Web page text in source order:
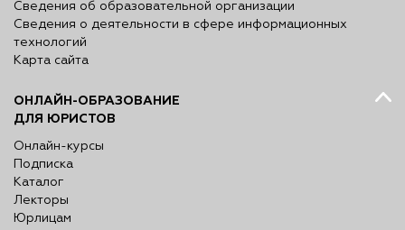
Сведения об образовательной организации
Сведения о деятельности в сфере информационных
технологий
Карта сайта
ОНЛАЙН-ОБРАЗОВАНИЕ
ДЛЯ ЮРИСТОВ
Онлайн-курсы
Подписка
Каталог
Лекторы
Юрлицам